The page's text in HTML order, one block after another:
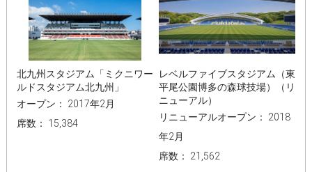
北九州スタジアム「ミクニワー
ルドスタジアム北九州」
オープン： 2017年2月
席数： 15,384
レベルファイブスタジアム（東
平尾公園博多の森球技場）（リ
ニューアル）
リニューアルオープン： 2018
年2月
席数： 21,562